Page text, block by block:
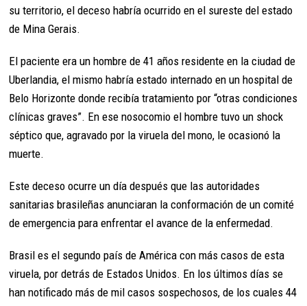
su territorio, el deceso habría ocurrido en el sureste del estado
de Mina Gerais.
El paciente era un hombre de 41 años residente en la ciudad de
Uberlandia, el mismo habría estado internado en un hospital de
Belo Horizonte donde recibía tratamiento por “otras condiciones
clínicas graves”. En ese nosocomio el hombre tuvo un shock
séptico que, agravado por la viruela del mono, le ocasionó la
muerte.
Este deceso ocurre un día después que las autoridades
sanitarias brasileñas anunciaran la conformación de un comité
de emergencia para enfrentar el avance de la enfermedad.
Brasil es el segundo país de América con más casos de esta
viruela, por detrás de Estados Unidos. En los últimos días se
han notificado más de mil casos sospechosos, de los cuales 44